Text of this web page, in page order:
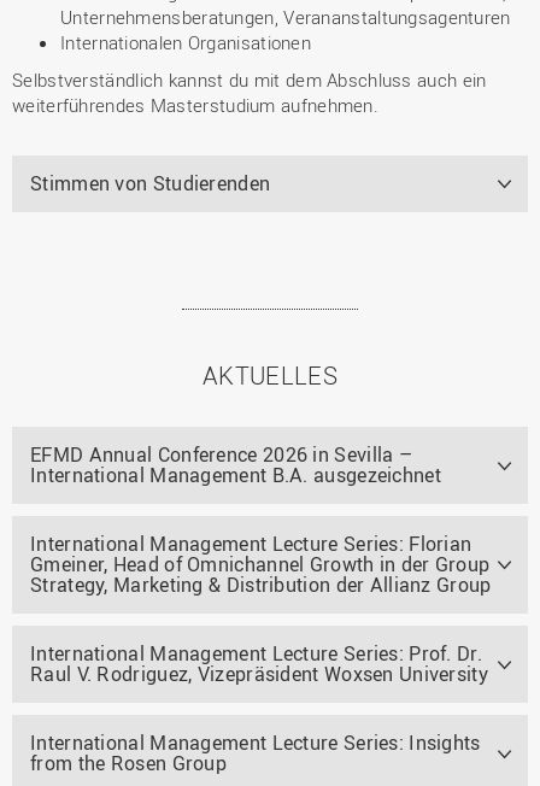
Unternehmensberatungen, Verananstaltungsagenturen
Internationalen Organisationen
Selbstverständlich kannst du mit dem Abschluss auch ein
weiterführendes Masterstudium aufnehmen.
Stimmen von Studierenden
AKTUELLES
EFMD Annual Conference 2026 in Sevilla –
International Management B.A. ausgezeichnet
International Management Lecture Series: Florian
Gmeiner, Head of Omnichannel Growth in der Group
Strategy, Marketing & Distribution der Allianz Group
International Management Lecture Series: Prof. Dr.
Raul V. Rodriguez, Vizepräsident Woxsen University
International Management Lecture Series: Insights
from the Rosen Group